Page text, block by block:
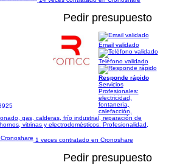
Pedir presupuesto
Email validado
Teléfono validado
Responde rápido
Servicios
Profesionales:
electricidad,
fontanería,
calefacción,
gas, calderas, frío industrial, reparación de
vitrinas y electrodomésticos. Profesionalidad,
1 veces contratado en Cronoshare
Pedir presupuesto